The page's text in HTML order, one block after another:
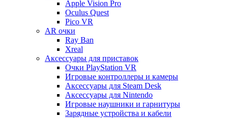
Apple Vision Pro
Oculus Quest
Pico VR
AR очки
Ray Ban
Xreal
Аксессуары для приставок
Очки PlayStation VR
Игровые контроллеры и камеры
Аксессуары для Steam Desk
Аксессуары для Nintendo
Игровые наушники и гарнитуры
Зарядные устройства и кабели